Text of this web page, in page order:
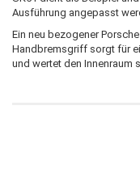
Ausführung angepasst
Ein neu bezogener
Handbremsgriff sorgt für
und wertet den Innenraum